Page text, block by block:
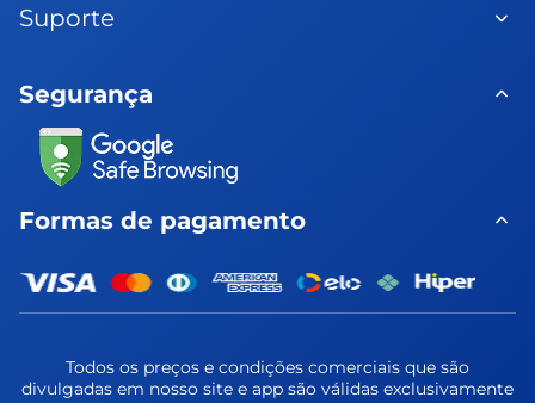
Trabalhe Conosco
Relatório de
Política de Privacidade
Suporte
Garantia Estendida
Segurança
Formas de pagamento
Todos os preços e condições comerciais que são
divulgadas em nosso site e app são válidas exclusivamente